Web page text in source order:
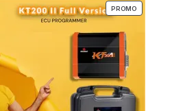
PROMO